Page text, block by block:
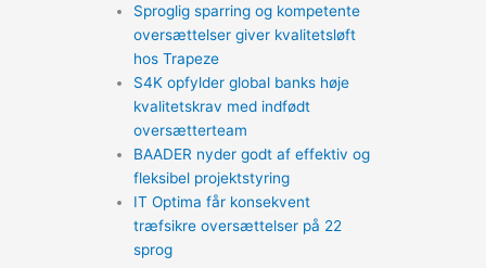
Sproglig sparring og kompetente
oversættelser giver kvalitetsløft
hos Trapeze
S4K opfylder global banks høje
kvalitetskrav med indfødt
oversætterteam
BAADER nyder godt af effektiv og
fleksibel projektstyring
IT Optima får konsekvent
træfsikre oversættelser på 22
sprog